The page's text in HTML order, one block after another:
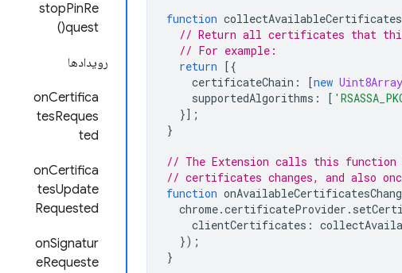
stopPinRe
quest()
رویدادها
onCertifica
tesReques
ted
onCertifica
tesUpdate
Requested
onSignatur
eRequeste
function collectAvailableCertificates
// Return all certificates that this
// For example:
return [{
certificateChain : [new Uint8Array
supportedAlgorithms : [
}];
}
// The Extension calls this
// certificates changes, and also
function
chrome.certificateProvider .
clientCertificates :
});
}